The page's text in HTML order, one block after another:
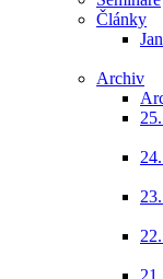
Články
Archiv